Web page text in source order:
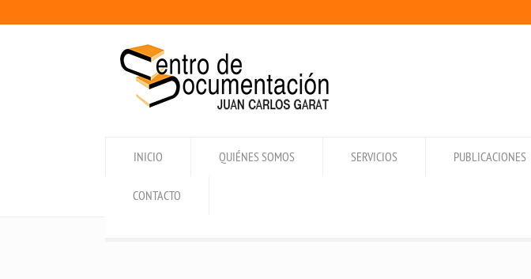
INICIO QUIÉNES SOMOS SERVICIOS PUBLICACIONES
CONTACTO